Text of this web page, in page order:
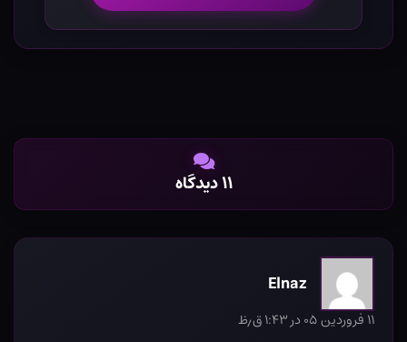
۱۱ دیدگاه
Elnaz
۱۱ فروردین ۰۵ در ۱:۴۳ ق٫ظ